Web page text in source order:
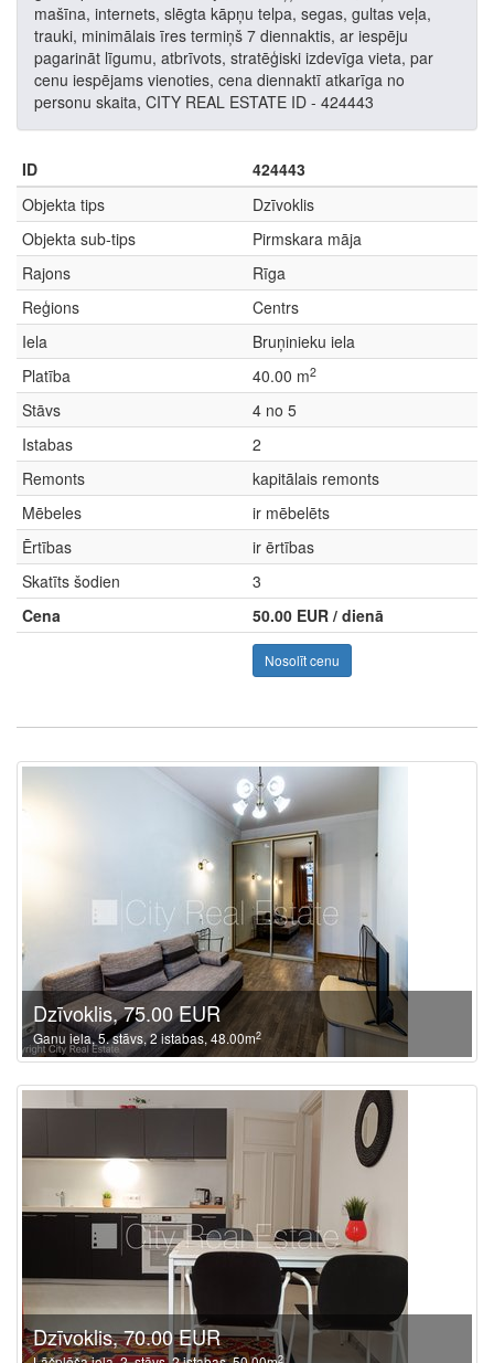
mašīna, internets, slēgta kāpņu telpa, segas, gultas veļa,
trauki, minimālais īres termiņš 7 diennaktis, ar iespēju
pagarināt līgumu, atbrīvots, stratēģiski izdevīga vieta, par
cenu iespējams vienoties, cena diennaktī atkarīga no
personu skaita, CITY REAL ESTATE ID - 424443
ID
424443
Objekta tips
Dzīvoklis
Objekta sub-tips
Pirmskara māja
Rajons
Rīga
Reģions
Centrs
Iela
Bruņinieku iela
Platība
40.00 m2
Stāvs
4 no 5
Istabas
2
Remonts
kapitālais remonts
Mēbeles
ir mēbelēts
Ērtības
ir ērtības
Skatīts šodien
3
Cena
50.00 EUR / dienā
Nosolīt cenu
Dzīvoklis, 75.00 EUR
Ganu iela, 5. stāvs, 2 istabas, 48.00m2
Dzīvoklis, 70.00 EUR
2